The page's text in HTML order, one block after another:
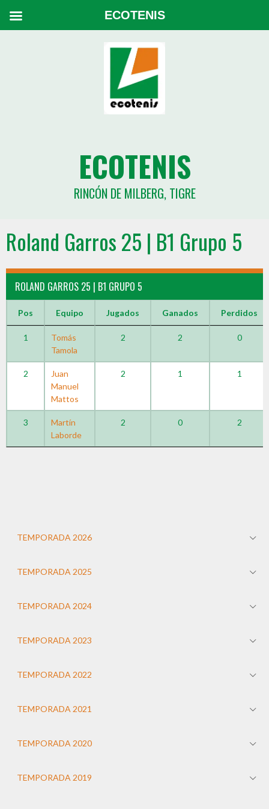
ECOTENIS
RINCÓN DE MILBERG, TIGRE
Roland Garros 25 | B1 Grupo 5
ROLAND GARROS 25 | B1 GRUPO 5
Pos Equipo Jugados Ganados Perdidos
1
Tomás
Tamola
2 2 0
2
Juan
Manuel
Mattos
2 1 1
3
Martín
Laborde
2 0 2
TEMPORADA 2026
TEMPORADA 2025
TEMPORADA 2024
TEMPORADA 2023
TEMPORADA 2022
TEMPORADA 2021
TEMPORADA 2020
TEMPORADA 2019
ECOTENIS